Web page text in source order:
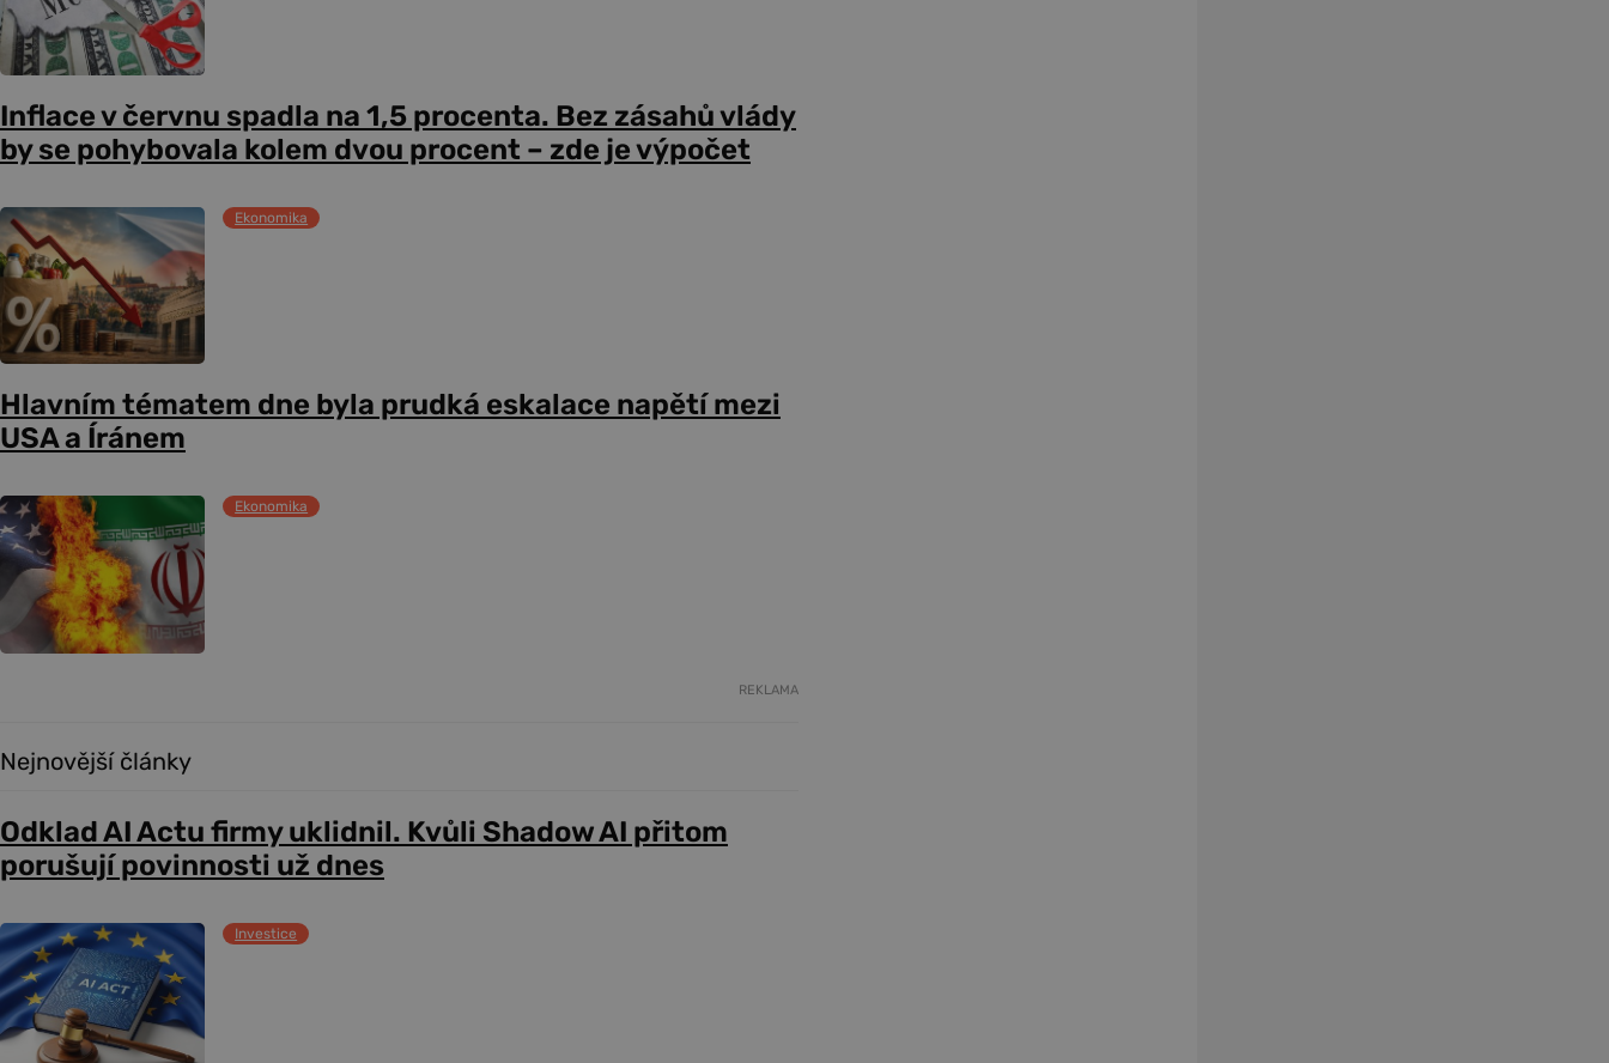
Inflace v červnu spadla na 1,5 procenta. Bez zásahů vlády
by se pohybovala kolem dvou procent – zde je výpočet
Ekonomika
Hlavním tématem dne byla prudká eskalace napětí mezi
USA a Íránem
Ekonomika
REKLAMA
Nejnovější články
Odklad AI Actu firmy uklidnil. Kvůli Shadow AI přitom
porušují povinnosti už dnes
Investice